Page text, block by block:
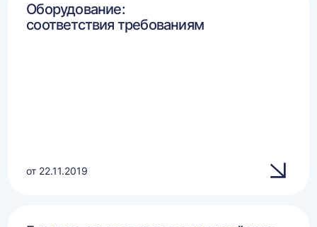
Оборудование:
соответствия требованиям
от 22.11.2019